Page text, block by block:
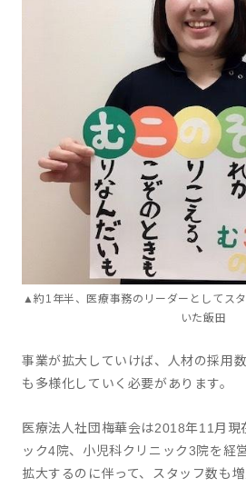
▲約1年半、医療事務のリーダーとしてス
いた飯田
事業が拡大していけば、人材の採用
も多様化していく必要があります。
医療法人社団梅華会は2018年11月現
ック4院、小児科クリニック3院を経
拡大するのに伴って、スタッフ数も